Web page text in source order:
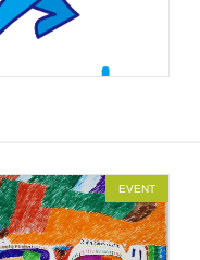
EVENT